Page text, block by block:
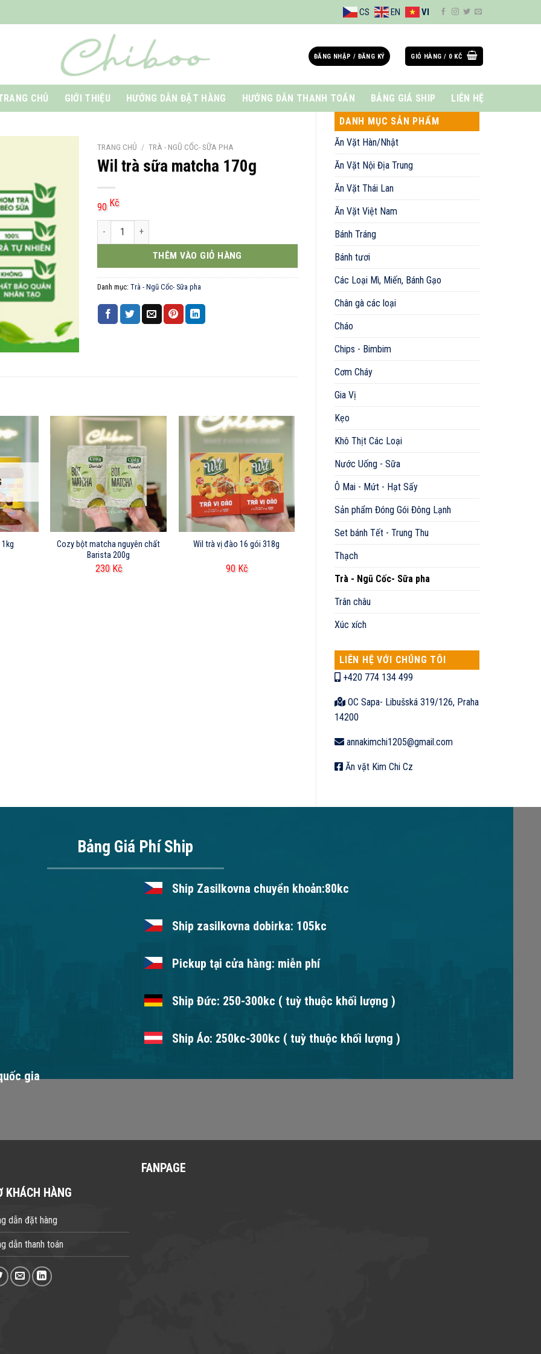
CS EN VI
ĐĂNG NHẬP / ĐĂNG KÝ GIỎ HÀNG / 0 KČ
CHỦ GIỚI THIỆU HƯỚNG DẪN ĐẶT HÀNG HƯỚNG DẪN THANH TOÁN BẢNG GIÁ SHIP
LIÊN HỆ
DANH MỤC SẢN PHẨM
Ăn Vặt Hàn/Nhật
Ăn Vặt Nội Địa Trung
Ăn Vặt Thái Lan
Ăn Vặt Việt Nam
Bánh Tráng
Bánh tươi
Các Loại Mì, Miến, Bánh Gạo
Chân gà các loại
Cháo
Chips - Bimbim
Cơm Cháy
Gia Vị
Kẹo
Khô Thịt Các Loại
Nước Uống - Sữa
Ô Mai - Mứt - Hạt Sấy
Sản phẩm Đóng Gói Đông Lạnh
Set bánh Tết - Trung Thu
Thạch
Trà - Ngũ Cốc- Sữa pha
Trân châu
Xúc xích
LIÊN HỆ VỚI CHÚNG TÔI
+420 774 134 499
OC Sapa- Libušská 319/126, Praha
14200
annakimchi1205@gmail.com
Ăn vặt Kim Chi Cz
TRANG CHỦ / TRÀ - NGŨ CỐC- SỮA PHA
Wil trà sữa matcha 170g
90 Kč
Wil trà sữa matcha 170g số lượng
THÊM VÀO GIỎ HÀNG
Danh mục: Trà - Ngũ Cốc- Sữa pha
Cozy bột matcha nguyên chất
Barista 200g
230 Kč
Wil trà vị đào 16 gói 318g
90 Kč
Bảng Giá Phí Ship
Ship Zasilkovna chuyển khoản:80kc
Ship zasilkovna dobirka: 105kc
Pickup tại cửa hàng: miễn phí
Ship Đức: 250-300kc ( tuỳ thuộc khối lượng )
Ship Áo: 250kc-300kc ( tuỳ thuộc khối lượng )
gia
KHÁCH HÀNG
dẫn đặt hàng
dẫn thanh toán
FANPAGE